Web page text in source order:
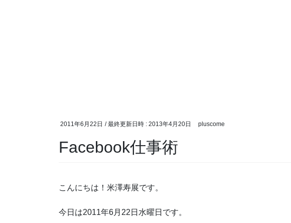
2011年6月22日 / 最終更新日時 : 2013年4月20日 pluscome
Facebook仕事術
こんにちは！米澤寿展です。
今日は2011年6月22日水曜日です。